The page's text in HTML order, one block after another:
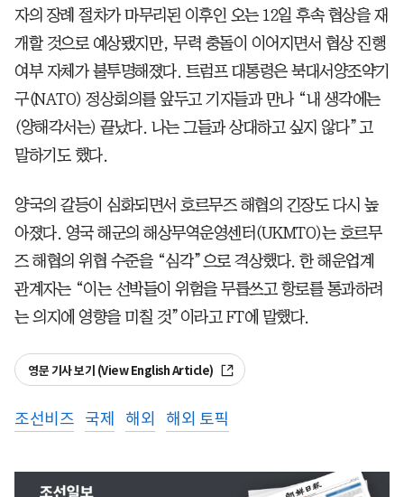
자의 장례 절차가 마무리된 이후인 오는 12일 후속 협상을 재
개할 것으로 예상됐지만, 무력 충돌이 이어지면서 협상 진행
여부 자체가 불투명해졌다. 트럼프 대통령은 북대서양조약기
구(NATO) 정상회의를 앞두고 기자들과 만나 “내 생각에는
(양해각서는) 끝났다. 나는 그들과 상대하고 싶지 않다”고
말하기도 했다.
양국의 갈등이 심화되면서 호르무즈 해협의 긴장도 다시 높
아졌다. 영국 해군의 해상무역운영센터(UKMTO)는 호르무
즈 해협의 위협 수준을 “심각”으로 격상했다. 한 해운업계
관계자는 “이는 선박들이 위험을 무릅쓰고 항로를 통과하려
는 의지에 영향을 미칠 것”이라고 FT에 말했다.
영문 기사 보기 (View English Article)
조선비즈 국제 해외 해외 토픽